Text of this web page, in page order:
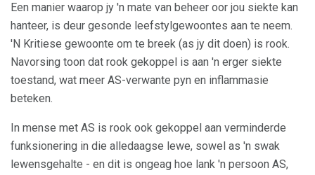
Een manier waarop jy 'n mate van beheer oor jou siekte kan
hanteer, is deur gesonde leefstylgewoontes aan te neem.
'N Kritiese gewoonte om te breek (as jy dit doen) is rook.
Navorsing toon dat rook gekoppel is aan 'n erger siekte
toestand, wat meer AS-verwante pyn en inflammasie
beteken.
In mense met AS is rook ook gekoppel aan verminderde
funksionering in die alledaagse lewe, sowel as 'n swak
lewensgehalte - en dit is ongeag hoe lank 'n persoon AS,